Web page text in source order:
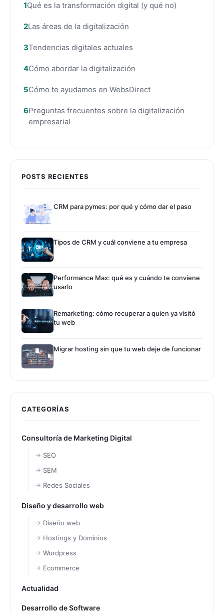
Qué es la transformación digital (y qué no)
Las áreas de la digitalización
Tendencias digitales actuales
Cómo abordar la digitalización
Cómo te ayudamos en WebsDirect
Preguntas frecuentes sobre la digitalización
empresarial
POSTS RECIENTES
CRM para pymes: por qué y cómo dar el paso
Tipos de CRM y cuál conviene a tu empresa
Performance Max: qué es y cuándo te conviene
usarlo
Remarketing: cómo recuperar a quien ya visitó
tu web
Migrar hosting sin que tu web deje de funcionar
CATEGORÍAS
Consultoría de Marketing Digital
SEO
SEM
Redes Sociales
Diseño y desarrollo web
Diseño web
Hostings y Dominios
Wordpress
Ecommerce
Actualidad
Desarrollo de Software